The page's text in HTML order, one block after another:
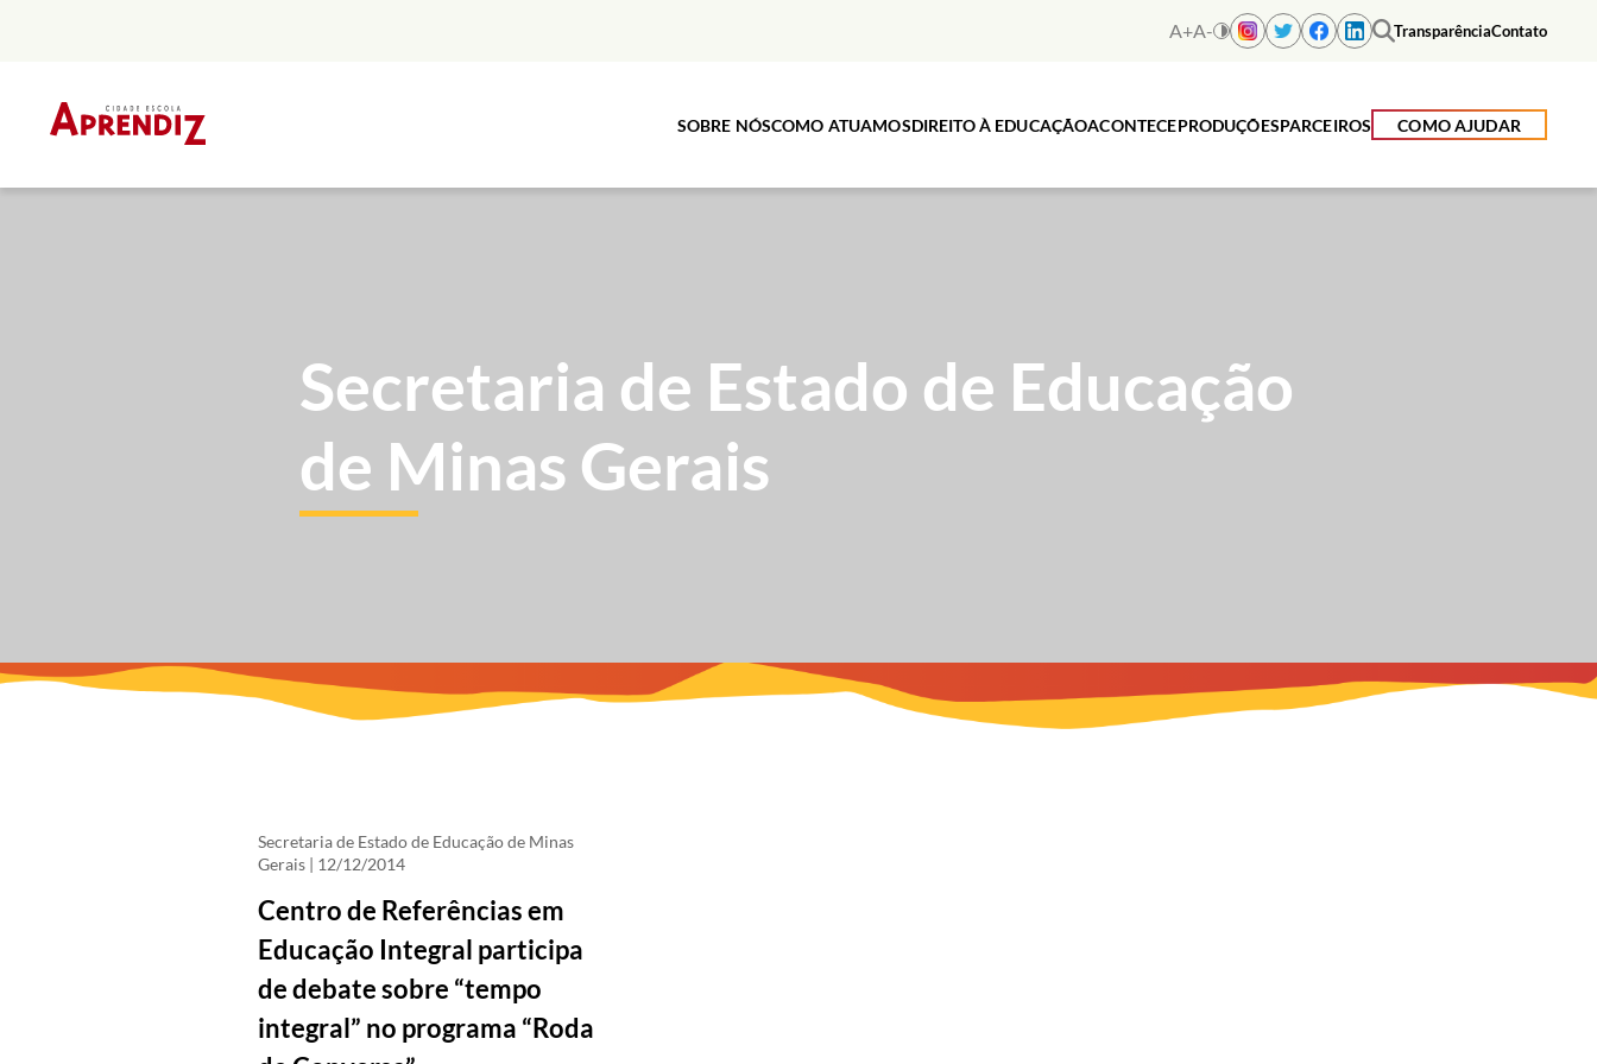
A+A- TransparênciaContato
SOBRE NÓSCOMO ATUAMOSDIREITO À EDUCAÇÃOACONTECEPRODUÇÕESPARCEIROS COMO AJUDAR
Secretaria de Estado de Educação
de Minas Gerais
Secretaria de Estado de Educação de Minas
Gerais | 12/12/2014
Centro de Referências em
Educação Integral participa
de debate sobre “tempo
integral” no programa “Roda